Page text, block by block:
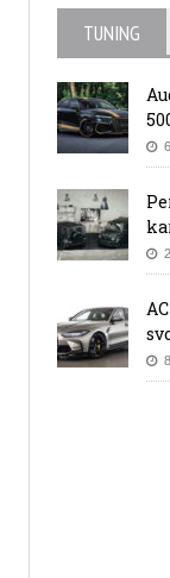
TUNING
6.
8.